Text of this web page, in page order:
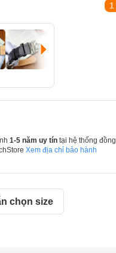
1
1-5 năm uy tín tại hệ thống đồng
Xem địa chỉ bảo hành
chọn size